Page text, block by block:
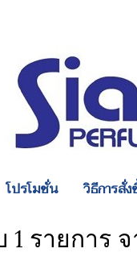
โปรโมชั่น วิธีการสั่
รายการ